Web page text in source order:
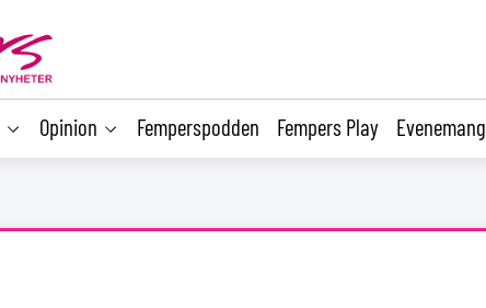
Opinion Femperspodden Fempers Play Evenemang